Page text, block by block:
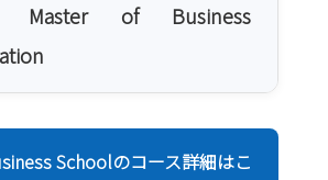
Master of Business
Schoolのコース詳細はこ